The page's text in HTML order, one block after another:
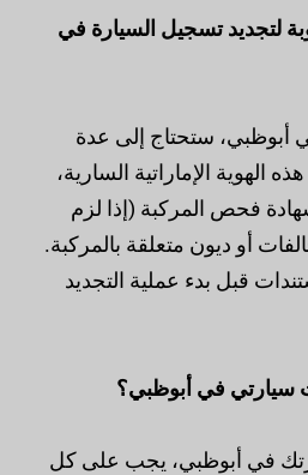
لتجديد تسجيل السيارة في
أبوظبي، ستحتاج إلى عدة
الإماراتية السارية،
فحص المركبة (إذا لزم
أو ديون متعلقة بالمركبة.
قبل بدء عملية التجديد
سيارتي في أبوظبي؟
في أبوظبي، يجب على كل